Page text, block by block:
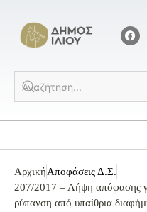
ΑρχικήΑποφάσεις Δ.Σ.
207/2017 – Λήψη απόφασης
ρύπανση από υπαίθρια